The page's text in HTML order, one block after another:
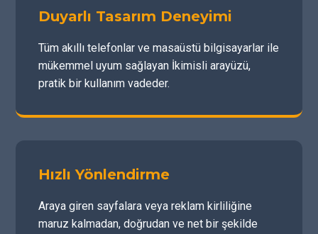
Duyarlı Tasarım Deneyimi
Tüm akıllı telefonlar ve masaüstü bilgisayarlar ile
mükemmel uyum sağlayan İkimisli arayüzü,
pratik bir kullanım vadeder.
Hızlı Yönlendirme
Araya giren sayfalara veya reklam kirliliğine
maruz kalmadan, doğrudan ve net bir şekilde